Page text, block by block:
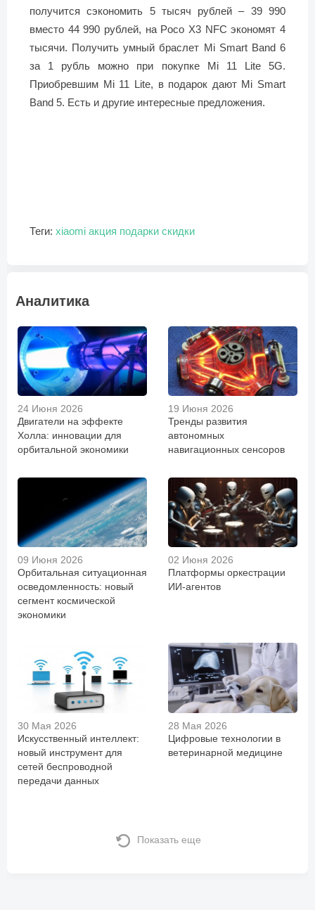
получится сэкономить 5 тысяч рублей – 39 990
вместо 44 990 рублей, на Poco X3 NFC экономят 4
тысячи. Получить умный браслет Mi Smart Band 6
за 1 рубль можно при покупке Mi 11 Lite 5G.
Приобревшим Mi 11 Lite, в подарок дают Mi Smart
Band 5. Есть и другие интересные предложения.
Теги: xiaomi акция подарки скидки
Аналитика
24 Июня 2026
Двигатели на эффекте
Холла: инновации для
орбитальной экономики
19 Июня 2026
Тренды развития
автономных
навигационных сенсоров
09 Июня 2026
Орбитальная ситуационная
осведомленность: новый
сегмент космической
экономики
02 Июня 2026
Платформы оркестрации
ИИ-агентов
30 Мая 2026
Искусственный интеллект:
новый инструмент для
сетей беспроводной
передачи данных
28 Мая 2026
Цифровые технологии в
ветеринарной медицине
Показать еще